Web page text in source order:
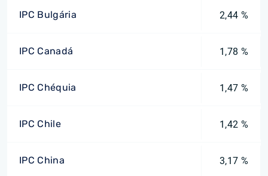
IPC Bulgária 2,44 %
IPC Canadá 1,78 %
IPC Chéquia 1,47 %
IPC Chile 1,42 %
IPC China 3,17 %